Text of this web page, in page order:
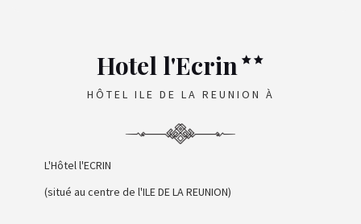
Hotel l'Ecrin
HÔTEL ILE DE LA REUNION À
L'Hôtel l'ECRIN
(situé au centre de l'ILE DE LA REUNION)